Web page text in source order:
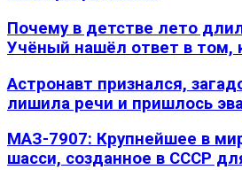
Почему в детстве лето
Учёный нашёл ответ в том,
Астронавт признался,
лишила речи и пришлось
МАЗ-7907: Крупнейшее в
шасси, созданное в СССР